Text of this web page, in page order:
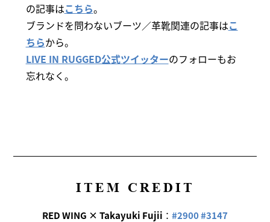
の記事はこちら。
ブランドを問わないブーツ／革靴関連の記事はこ
ちらから。
LIVE IN RUGGED公式ツイッターのフォローもお
忘れなく。
ITEM CREDIT
RED WING × Takayuki Fujii ： #2900 #3147